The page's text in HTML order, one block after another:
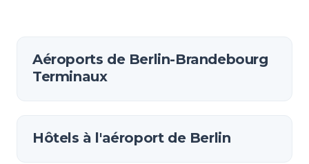
Aéroports de Berlin-Brandebourg
Terminaux
Hôtels à l'aéroport de Berlin